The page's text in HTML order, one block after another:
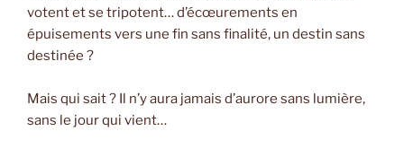
votent et se tripotent… d’écœurements en
épuisements vers une fin sans finalité, un destin sans
destinée ?
Mais qui sait ? Il n’y aura jamais d’aurore sans lumière,
sans le jour qui vient…